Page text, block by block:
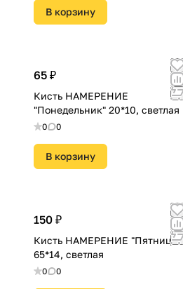
В корзину
65 ₽
Кисть НАМЕРЕНИЕ
"Понедельник" 20*10, светлая
0 0
В корзину
150 ₽
Кисть НАМЕРЕНИЕ "Пятница"
65*14, светлая
0 0